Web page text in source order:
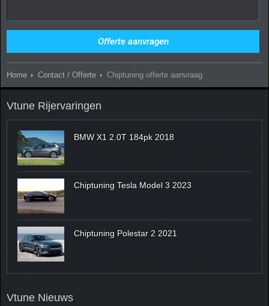
Home Contact / Offerte Chiptuning offerte aanvraag
Vtune Rijervaringen
BMW X1 2.0T 184pk 2018
Chiptuning Tesla Model 3 2023
Chiptuning Polestar 2 2021
Vtune Nieuws